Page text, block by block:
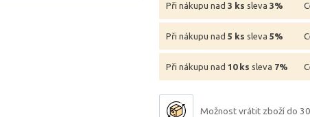
Při nákupu nad 3 ks sleva 3%
Při nákupu nad 5 ks sleva 5%
Při nákupu nad 10 ks sleva 7%
Možnost vrátit zboží do